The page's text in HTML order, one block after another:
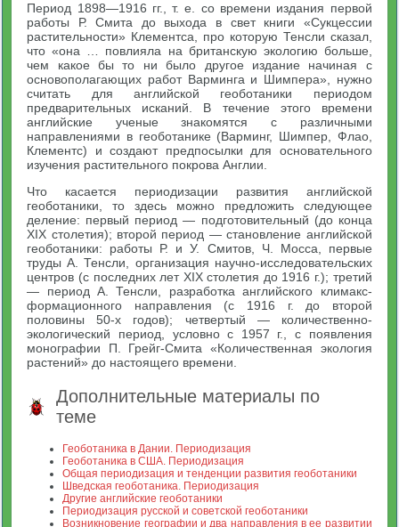
Период 1898—1916 гг., т. е. со времени издания первой
работы Р. Смита до выхода в свет книги «Сукцессии
растительности» Клементса, про которую Тенсли сказал,
что «она … повлияла на британскую экологию больше,
чем какое бы то ни было другое издание начиная с
основополагающих работ Варминга и Шимпера», нужно
считать для английской геоботаники периодом
предварительных исканий. В течение этого времени
английские ученые знакомятся с различными
направлениями в геоботанике (Варминг, Шимпер, Флао,
Клементс) и создают предпосылки для основательного
изучения растительного покрова Англии.
Что касается периодизации развития английской
геоботаники, то здесь можно предложить следующее
деление: первый период — подготовительный (до конца
XIX столетия); второй период — становление английской
геоботаники: работы Р. и У. Смитов, Ч. Мосса, первые
труды А. Тенсли, организация научно-исследовательских
центров (с последних лет XIX столетия до 1916 г.); третий
— период А. Тенсли, разработка английского климакс-
формационного направления (с 1916 г. до второй
половины 50-х годов); четвертый — количественно-
экологический период, условно с 1957 г., с появления
монографии П. Грейг-Смита «Количественная экология
растений» до настоящего времени.
Дополнительные материалы по
теме
Геоботаника в Дании. Периодизация
Геоботаника в США. Периодизация
Общая периодизация и тенденции развития геоботаники
Шведская геоботаника. Периодизация
Другие английские геоботаники
Периодизация русской и советской геоботаники
Возникновение географии и два направления в ее развитии